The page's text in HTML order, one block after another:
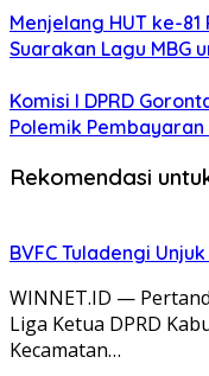
Menjelang HUT ke-
Suarakan Lagu MBG
Komisi I DPRD
Polemik Pembayaran
Rekomendasi
BVFC Tuladengi
WINNET.ID —
Liga Ketua DPRD
Kecamatan…